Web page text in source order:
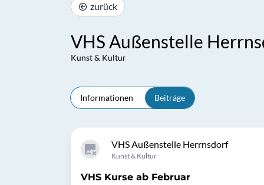
zurück
VHS Außenstelle
Kunst & Kultur
Informationen Beiträge
VHS Außenstelle Herrnsdorf
Kunst & Kultur
VHS Kurse ab Februar